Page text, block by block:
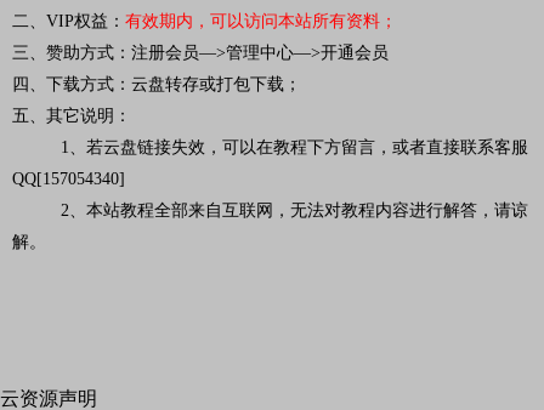
二、VIP权益： 有效期内，可以访问本站所有资料 ；
三、赞助方式：注册会员—>管理中心—>开通会员
四、下载方式：云盘转存或打包下载；
五、其它说明：
1、若云盘链接失效，可以在教程下方留言，或者直接联系客服
QQ[157054340]
2、本站教程全部来自互联网，无法对教程内容进行解答，请谅
解。
云资源声明